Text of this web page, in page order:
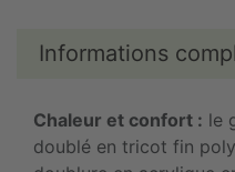
Informations
Chaleur et confort : le
doublé en tricot fin